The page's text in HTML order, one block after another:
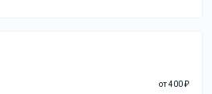
от 400 ₽